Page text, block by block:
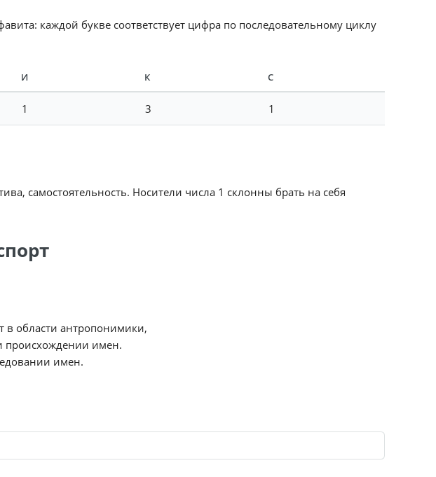
каждой букве соответствует цифра по последовательному циклу
И К С
1 3 1
самостоятельность. Носители числа 1 склонны брать на себя
в области антропонимики,
происхождении имен.
имен.